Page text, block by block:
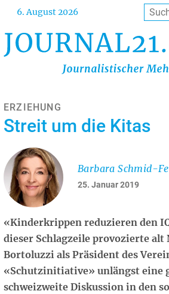
Direkt
Inhalt
6. August 2026 Suche
ERZIEHUNG
Streit um die Kitas
25. Januar 2019
Barbara Schmid-
«Kinderkrippen reduzieren den
dieser Schlagzeile provozierte
Bortoluzzi als Präsident des
«Schutzinitiative» unlängst eine
schweizweite Diskussion in den